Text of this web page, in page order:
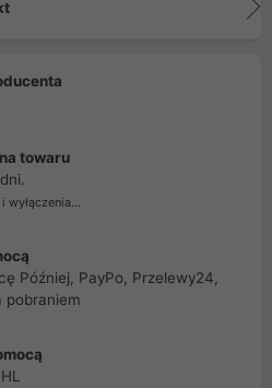
towaru
wyłączenia...
Później, PayPo, Przelewy24,
pobraniem